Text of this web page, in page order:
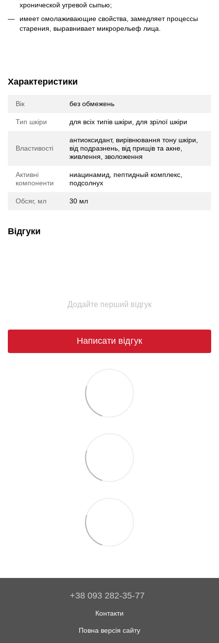
хронической угревой сыпью;
имеет омолаживающие свойства, замедляет процессы
старения, выравнивает микрорельеф лица.
Характеристики
Вік без обмежень
Тип шкіри для всіх типів шкіри, для зрілої шкіри
Властивості
антиоксидант, вирівнювання тону шкіри,
від подразнень, від прищів та акне,
живлення, зволоження
Активні
компоненти
ниацинамид, пептидный комплекс,
подсолнух
Обсяг, мл 30 мл
Відгуки
Додайте перший відгук
Написати відгук
+38 093 282-35-77
Контакти
Повна версія сайту